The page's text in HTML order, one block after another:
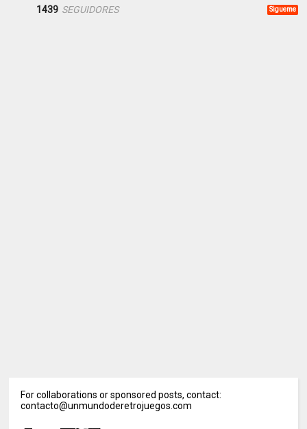
1439 SEGUIDORES Sigueme
For collaborations or sponsored posts, contact:
contacto@unmundoderetrojuegos.com